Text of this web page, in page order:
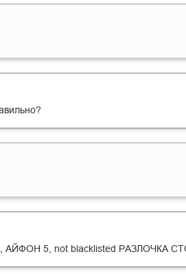
5, not blacklisted РАЗЛОЧКА